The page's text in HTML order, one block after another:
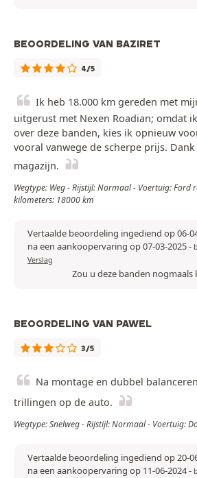
BEOORDELING VAN BAZIRET
4/5
Ik heb 18.000 km gereden met
uitgerust met Nexen Roadian; omdat
over deze banden, kies ik opnieuw
vooral vanwege de scherpe prijs.
magazijn.
Wegtype: Weg - Rijstijl: Normaal - Voertuig: Ford
kilometers: 18000 km
Vertaalde beoordeling ingediend op 06-
na een aankoopervaring op 07-03-2025-
Verslag
Zou u deze banden nogmaals
BEOORDELING VAN PAWEL
3/5
Na montage en dubbel
trillingen op de auto.
Wegtype: Snelweg - Rijstijl: Normaal - Voertuig:
Vertaalde beoordeling ingediend op 20-
na een aankoopervaring op 11-06-2024-